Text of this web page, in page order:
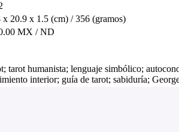
x 20.9 x 1.5 (cm) / 356 (gramos)
MX / ND
tarot humanista; lenguaje simbólico;
interior; guía de tarot; sabiduría;